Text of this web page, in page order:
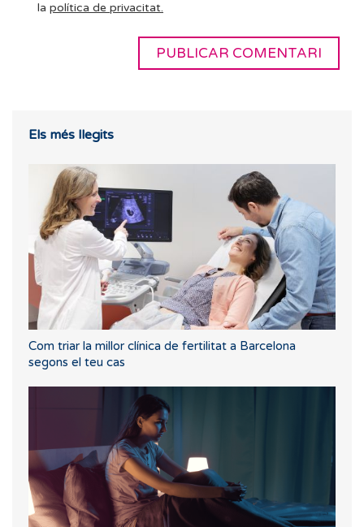
la política de privacitat.
Els més llegits
Com triar la millor clínica de fertilitat a Barcelona
segons el teu cas